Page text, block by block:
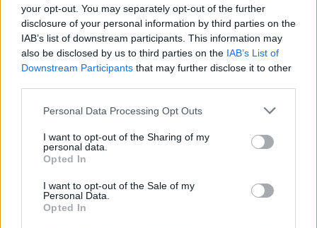
your opt-out. You may separately opt-out of the further
disclosure of your personal information by third parties on the
IAB’s list of downstream participants. This information may
also be disclosed by us to third parties on the IAB’s List of
Downstream Participants that may further disclose it to other
Personal Data Processing Opt Outs
I want to opt-out of the Sharing of my
personal data.
Opted In
I want to opt-out of the Sale of my
Personal Data.
Opted In
QUI CHIEVO- Gamberini è uscito malconcio
dalla sfida di mercoledì, al suo posto Dainelli, in
gol contro la Roma, al fianco di Cesar.
Cacciatore è in vantaggio su Frey per il ruolo di
Pinzi è chiamato a sostituire lo squalificato
Castro, anche se deve vedersela con Rigoni.
Birsa è il trequartista dietro Paloschi e Inglese
che sostituisce l'infortunato Meggiorini.